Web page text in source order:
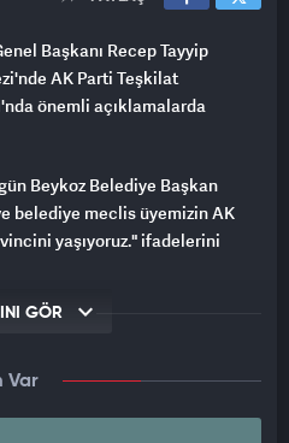
Başkanı Recep Tayyip
AK Parti Teşkilat
önemli açıklamalarda
Beykoz Belediye Başkan
belediye meclis üyemizin AK
yaşıyoruz." ifadelerini
GÖR
Var